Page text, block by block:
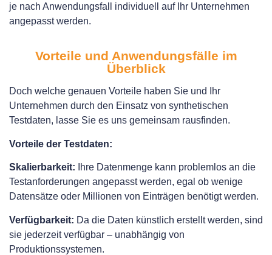
je nach Anwendungsfall individuell auf Ihr Unternehmen
angepasst werden.
Vorteile und Anwendungsfälle im
Überblick
Doch welche genauen Vorteile haben Sie und Ihr
Unternehmen durch den Einsatz von synthetischen
Testdaten, lasse Sie es uns gemeinsam rausfinden.
Vorteile der Testdaten:
Skalierbarkeit: Ihre Datenmenge kann problemlos an die
Testanforderungen angepasst werden, egal ob wenige
Datensätze oder Millionen von Einträgen benötigt werden.
Verfügbarkeit: Da die Daten künstlich erstellt werden, sind
sie jederzeit verfügbar – unabhängig von
Produktionssystemen.